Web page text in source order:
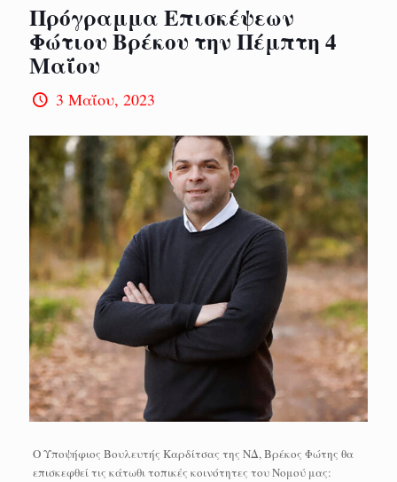
Πρόγραμμα Επισκέψεων
Φώτιου Βρέκου την Πέμπτη 4
Μαΐου
3 Μαΐου, 2023
Ο Υποψήφιος Βουλευτής Καρδίτσας της ΝΔ, Βρέκος Φώτης θα
επισκεφθεί τις κάτωθι τοπικές κοινότητες του Νομού μας: